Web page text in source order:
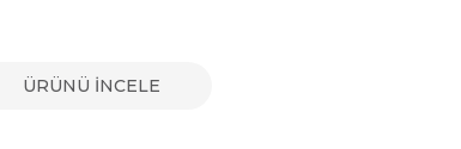
ÜRÜNÜ İNCELE